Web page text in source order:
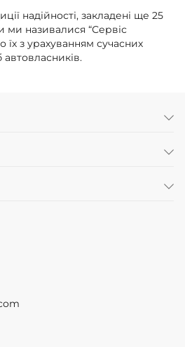
надійності, закладені ще 25
ми називалися “Сервіс
їх з урахуванням сучасних